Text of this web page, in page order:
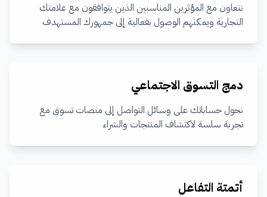
نتعاون مع المؤثرين المناسبين الذين يتوافقون مع علامتك
التجارية ويمكنهم الوصول بفعالية إلى جمهورك المستهدف
دمج التسوق الاجتماعي
نحول حساباتك على وسائل التواصل إلى منصات تسوق مع
تجربة سلسة لاكتشاف المنتجات والشراء
أتمتة التفاعل